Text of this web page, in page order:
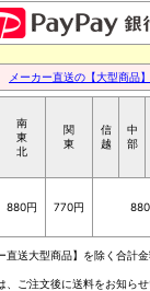
メーカー直送の【大型商品
南
東
北
関
東
信
越
中
部
880円 770円
直送大型商品】を除く合計
ご注文後に送料をお知らせ